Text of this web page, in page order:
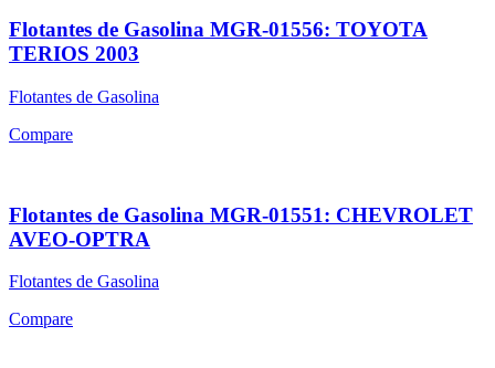
Flotantes de Gasolina MGR-01556: TOYOTA
TERIOS 2003
Flotantes de Gasolina
Compare
Flotantes de Gasolina MGR-01551: CHEVROLET
AVEO-OPTRA
Flotantes de Gasolina
Compare